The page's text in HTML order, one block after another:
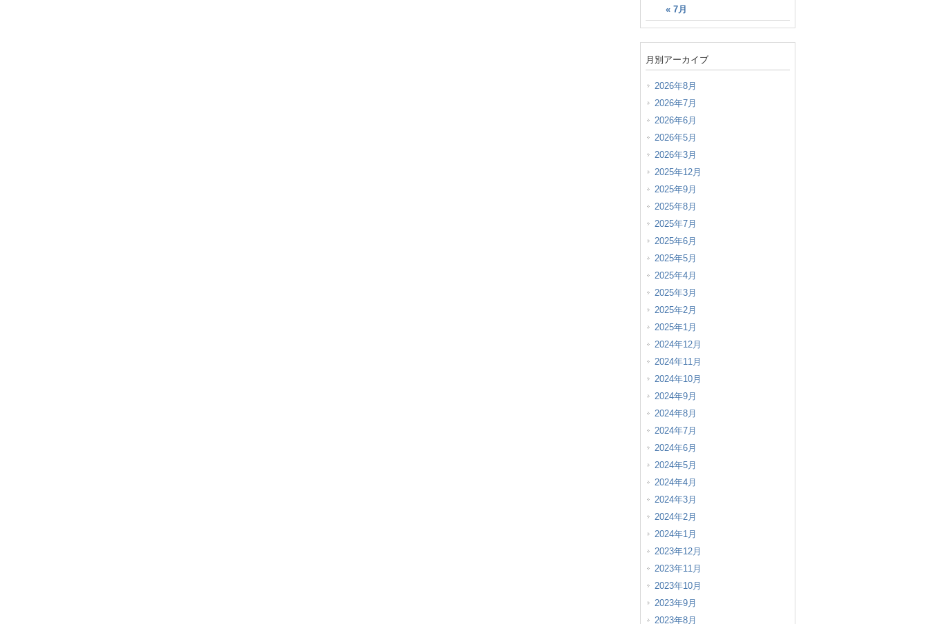
« 7月
月別アーカイブ
2026年8月
2026年7月
2026年6月
2026年5月
2026年3月
2025年12月
2025年9月
2025年8月
2025年7月
2025年6月
2025年5月
2025年4月
2025年3月
2025年2月
2025年1月
2024年12月
2024年11月
2024年10月
2024年9月
2024年8月
2024年7月
2024年6月
2024年5月
2024年4月
2024年3月
2024年2月
2024年1月
2023年12月
2023年11月
2023年10月
2023年9月
2023年8月